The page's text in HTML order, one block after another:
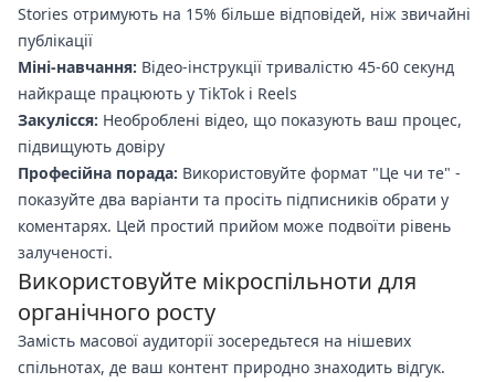
Stories отримують на 15% більше відповідей, ніж звичайні
публікації
Міні-навчання: Відео-інструкції тривалістю 45-60 секунд
найкраще працюють у TikTok і Reels
Закулісся: Необроблені відео, що показують ваш процес,
підвищують довіру
Професійна порада: Використовуйте формат "Це чи те" -
показуйте два варіанти та просіть підписників обрати у
коментарях. Цей простий прийом може подвоїти рівень
залученості.
Використовуйте мікроспільноти для
органічного росту
Замість масової аудиторії зосередьтеся на нішевих
спільнотах, де ваш контент природно знаходить відгук.